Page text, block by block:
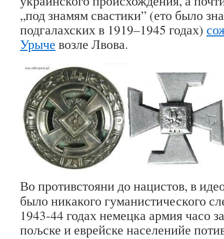
„под знамям свастики” (ето было
подгалахских в 1919–1945 годах)
Урыче возле Лвова.
Во противстояни до нацистов, в
было никакого гуманистического
1943-44 годах немецка армия часо
пољске и еврейске населенийе